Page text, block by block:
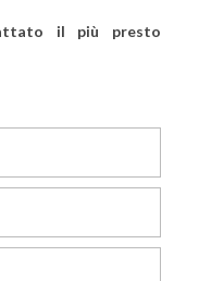
il più presto